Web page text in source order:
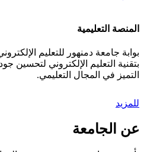
المنصة التعليمية
بوابة جامعة دمنهور للتعليم
بتقنية التعليم الإلكتروني لتحسين
التميز في المجال التعليمي.
للمزيد
عن الجامعة